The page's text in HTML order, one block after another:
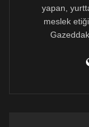
yapan,
meslek